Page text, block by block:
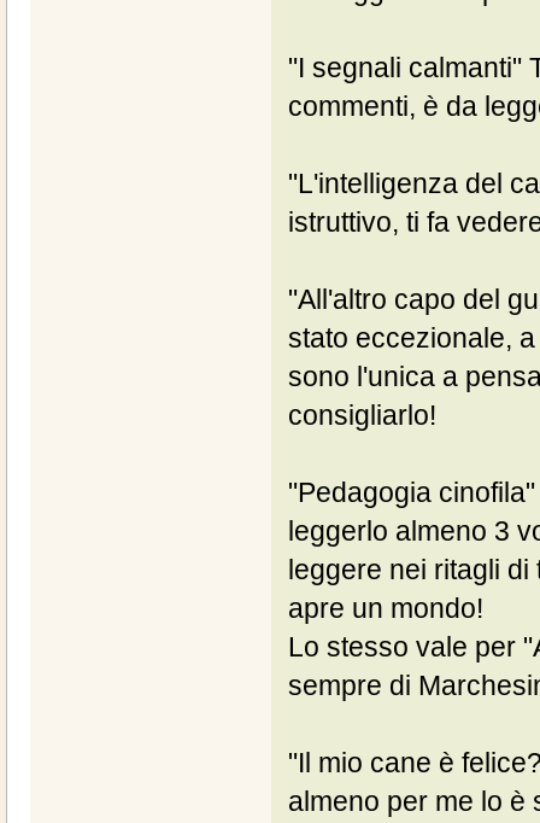
"I segnali calmanti"
commenti, è da
"L'intelligenza del
istruttivo, ti fa
"All'altro capo del
stato eccezionale,
sono l'unica a
consigliarlo!
"Pedagogia
leggerlo almeno 3
leggere nei ritagli
apre un mondo!
Lo stesso vale per
sempre di
"Il mio cane è
almeno per me lo è